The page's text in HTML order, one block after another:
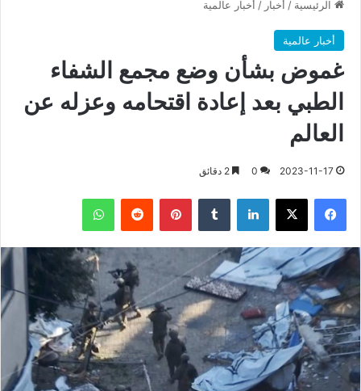
الرئيسية / أخبار / أخبار عالمية
أخبار عالمية
غموض بشأن وضع مجمع الشفاء
الطبي بعد إعادة اقتحامه وعزله عن
العالم
2023-11-17
0
فيسبوك X لينكدإن بينتيريست واتساب